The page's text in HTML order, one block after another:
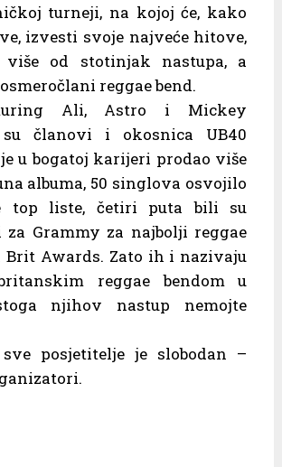
turneji, na kojoj će, kako
izvesti svoje najveće hitove,
više od stotinjak nastupa, a
reggae bend.
Ali, Astro i Mickey
članovi i okosnica UB40
u bogatoj karijeri prodao više
albuma, 50 singlova osvojilo
top liste, četiri puta bili su
Grammy za najbolji reggae
Brit Awards. Zato ih i nazivaju
reggae bendom u
njihov nastup nemojte
posjetitelje je slobodan –